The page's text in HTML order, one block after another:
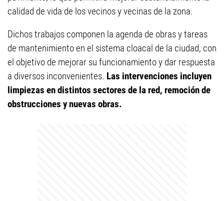
calidad de vida de los vecinos y vecinas de la zona.
Dichos trabajos componen la agenda de obras y tareas
de mantenimiento en el sistema cloacal de la ciudad, con
el objetivo de mejorar su funcionamiento y dar respuesta
a diversos inconvenientes. Las intervenciones incluyen
limpiezas en distintos sectores de la red, remoción de
obstrucciones y nuevas obras.